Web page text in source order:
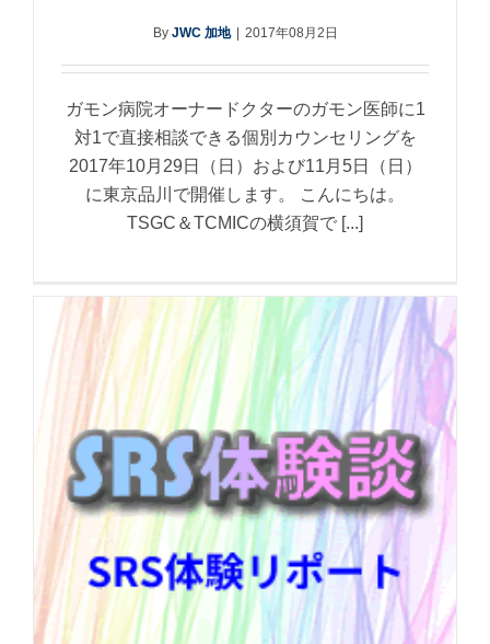
By JWC 加地 2017年08月2日
ガモン病院オーナードクターのガモン医師に1
対1で直接相談できる個別カウンセリングを
2017年10月29日（日）および11月5日（日）
に東京品川で開催します。 こんにちは。
TSGC＆TCMICの横須賀で [...]